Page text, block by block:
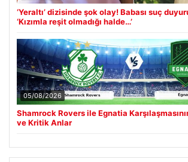
‘Yeraltı’ dizisinde şok olay! Babası suç
‘Kızımla reşit olmadığı halde…’
05/08/2026
Shamrock Rovers ile Egnatia
ve Kritik Anlar